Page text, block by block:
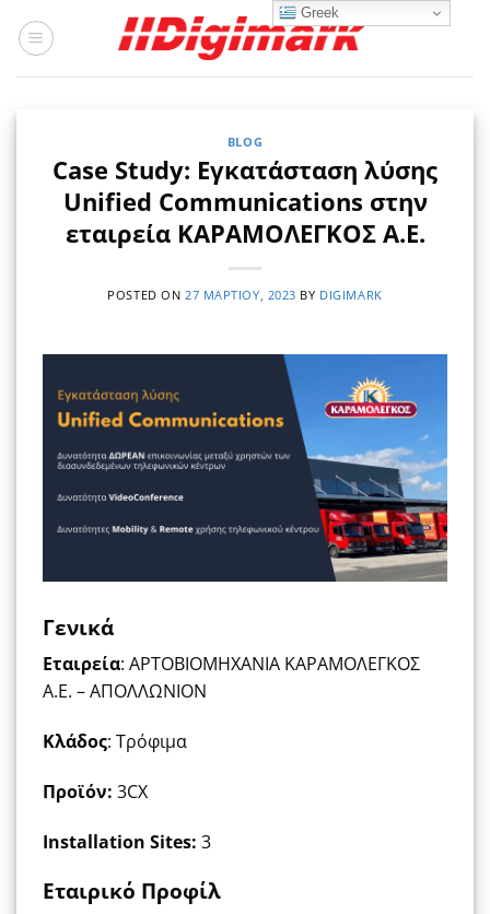
στο
BLOG
Case Study: Εγκατάσταση λύσης
Unified Communications στην
εταιρεία ΚΑΡΑΜΟΛΕΓΚΟΣ Α.Ε.
POSTED ON 27 ΜΑΡΤΊΟΥ, 2023 BY DIGIMARK
Γενικά
Εταιρεία: ΑΡΤΟΒΙΟΜΗΧΑΝΙΑ ΚΑΡΑΜΟΛΕΓΚΟΣ
Α.Ε. – ΑΠΟΛΛΩΝΙΟΝ
Κλάδος: Τρόφιμα
Προϊόν: 3CX
Installation Sites: 3
Εταιρικό Προφίλ
Greek